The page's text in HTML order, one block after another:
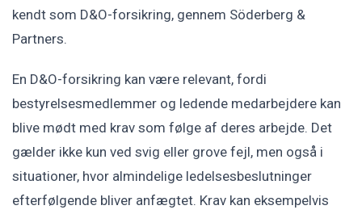
kendt som D&O-forsikring, gennem Söderberg &
Partners.
En D&O-forsikring kan være relevant, fordi
bestyrelsesmedlemmer og ledende medarbejdere kan
blive mødt med krav som følge af deres arbejde. Det
gælder ikke kun ved svig eller grove fejl, men også i
situationer, hvor almindelige ledelsesbeslutninger
efterfølgende bliver anfægtet. Krav kan eksempelvis